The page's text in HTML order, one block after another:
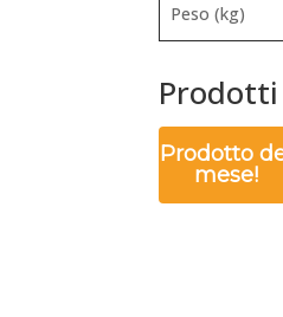
Peso (kg)
Prodotto
mese!